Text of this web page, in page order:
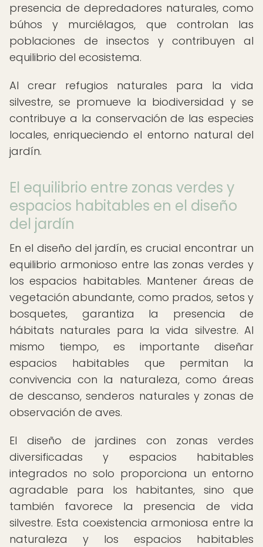
presencia de depredadores naturales, como
búhos y murciélagos, que controlan las
poblaciones de insectos y contribuyen al
equilibrio del ecosistema.
Al crear refugios naturales para la vida
silvestre, se promueve la biodiversidad y se
contribuye a la conservación de las especies
locales, enriqueciendo el entorno natural del
jardín.
El equilibrio entre zonas verdes y
espacios habitables en el diseño
del jardín
En el diseño del jardín, es crucial encontrar un
equilibrio armonioso entre las zonas verdes y
los espacios habitables. Mantener áreas de
vegetación abundante, como prados, setos y
bosquetes, garantiza la presencia de
hábitats naturales para la vida silvestre. Al
mismo tiempo, es importante diseñar
espacios habitables que permitan la
convivencia con la naturaleza, como áreas
de descanso, senderos naturales y zonas de
observación de aves.
El diseño de jardines con zonas verdes
diversificadas y espacios habitables
integrados no solo proporciona un entorno
agradable para los habitantes, sino que
también favorece la presencia de vida
silvestre. Esta coexistencia armoniosa entre la
naturaleza y los espacios habitables